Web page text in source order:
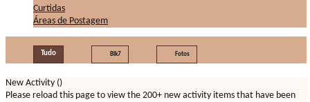
Curtidas
Áreas de Postagem
Tudo Blk7 Fotos
New Activity ()
Please reload this page to view the 200+ new activity items that have been